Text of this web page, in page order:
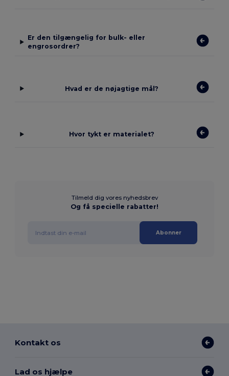
Er den tilgængelig for bulk- eller
engrosordrer?
Hvad er de nøjagtige mål?
Hvor tykt er materialet?
Tilmeld dig vores nyhedsbrev
Og få specielle rabatter!
Abonner
Kontakt os
Lad os hjælpe